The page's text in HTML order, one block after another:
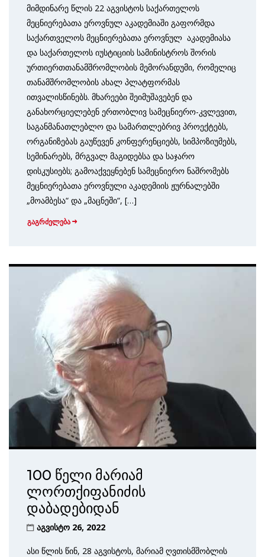
მიმდინარე წლის 22 აგვისტოს საქართელოს
მეცნიერებათა ეროვნულ აკადემიაში გაფორმდა
საქართველოს მეცნიერებათა ეროვნულ აკადემიასა
და საქართელოს იუსტიციის სამინისტროს შორის
ურთიერთთანამშრომლობის მემორანდუმი, რომელიც
თანამშრომლობის ახალ პლატფორმას
ითვალისწინებს. მხარეები შეიმუშავებენ და
განახორციელებენ ერთობლივ სამეცნიერო-კვლევით,
საგანმანათლებლო და სამართლებრივ პროექტებს,
ორგანიზებას გაუწევენ კონფერენციებს, სიმპოზიუმებს,
სემინარებს, მრგვალ მაგიდებსა და საჯარო
დისკუსიებს; გამოაქვეყნებენ სამეცნიერო ნაშრომებს
მეცნიერებათა ეროვნული აკადემიის ჟურნალებში
„მოამბესა“ და „მაცნეში“, […]
გაგრძელება
100 წელი მარიამ
ლორთქიფანიძის
დაბადებიდან
აგვისტო 26, 2022
ასი წლის წინ, 28 აგვისტოს, მარიამ ღვთისმშობლის